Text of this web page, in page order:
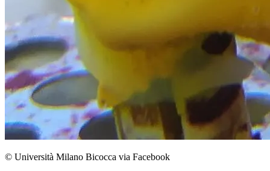
© Università Milano Bicocca via Facebook